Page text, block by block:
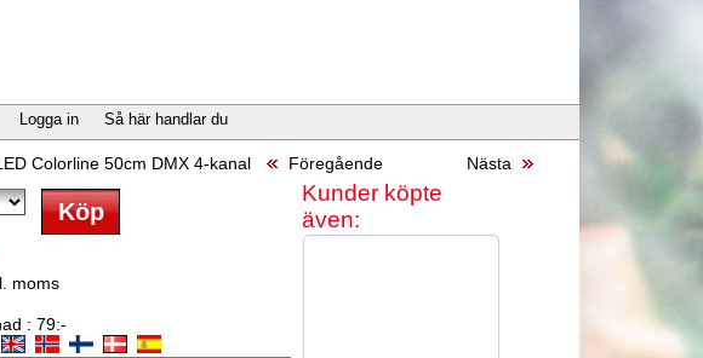
Logga in Så här handlar du
Colorline 50cm DMX 4-kanal Föregående Nästa
moms
: 79:-
Kunder köpte
även: